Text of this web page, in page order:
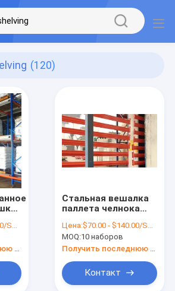
(120)
Стальная вешалка
паллета челнока
промышленного
склада
Цена:$70.00 - $140.00/Sets
MOQ:10 наборов
Контакт